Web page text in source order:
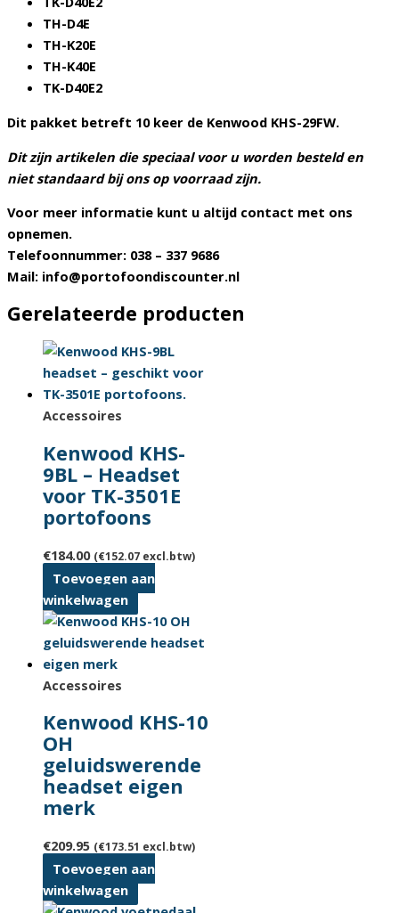
TH-D4E
TH-K20E
TH-K40E
TK-D40E2
Dit pakket betreft 10 keer de Kenwood KHS-29FW.
Dit zijn artikelen die speciaal voor u worden besteld en
niet standaard bij ons op voorraad zijn.
Voor meer informatie kunt u altijd contact met ons
opnemen.
Telefoonnummer: 038 – 337 9686
Mail: info@portofoondiscounter.nl
Gerelateerde producten
Accessoires
Kenwood KHS-
9BL – Headset
voor TK-3501E
portofoons
€184.00 (€152.07 excl.btw)
Toevoegen aan
winkelwagen
Accessoires
Kenwood KHS-10
OH
geluidswerende
headset eigen
merk
€209.95 (€173.51 excl.btw)
Toevoegen aan
winkelwagen